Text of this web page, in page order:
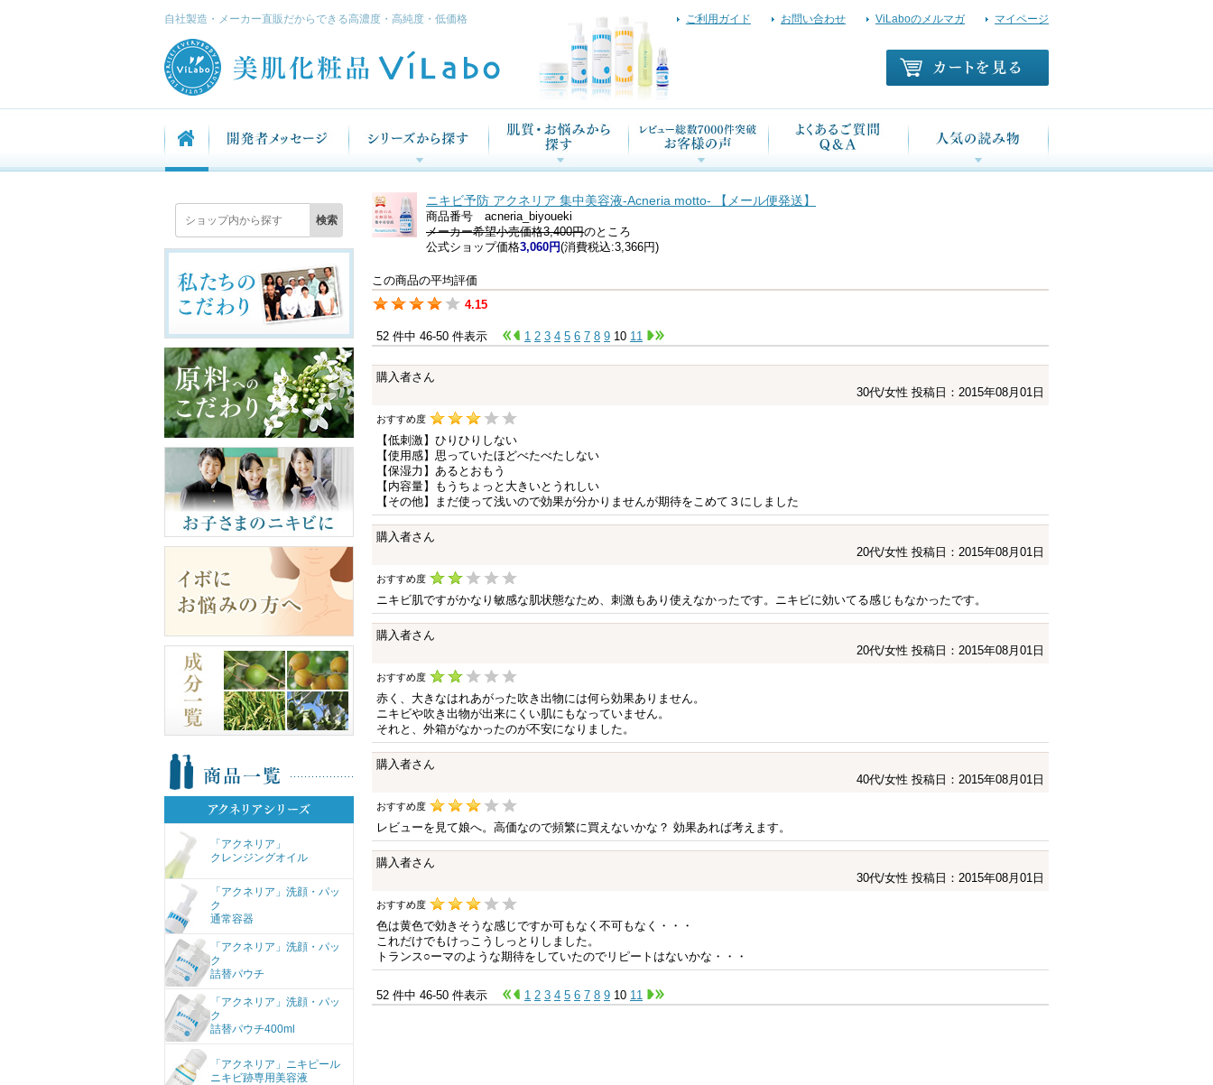
自社製造・メーカー直販だからできる高濃度・高純度・低価格 ご利用ガイド お問い合わせ ViLaboのメルマガ マイページ
「アクネリア」
クレンジングオイル
「アクネリア」洗顔・パッ
ク
通常容器
「アクネリア」洗顔・パッ
ク
詰替パウチ
「アクネリア」洗顔・パッ
ク
詰替パウチ400ml
「アクネリア」ニキピール
ニキビ跡専用美容液
ニキビ予防 アクネリア 集中美容液-Acneria motto- 【メール便発送】
商品番号 acneria_biyoueki
メーカー希望小売価格3,400円のところ
公式ショップ価格3,060円(消費税込:3,366円)
この商品の平均評価
4.15
52 件中 46-50 件表示 1 2 3 4 5 6 7 8 9 10 11
購入者さん
30代/女性 投稿日：2015年08月01日
おすすめ度
【低刺激】ひりひりしない
【使用感】思っていたほどべたべたしない
【保湿力】あるとおもう
【内容量】もうちょっと大きいとうれしい
【その他】まだ使って浅いので効果が分かりませんが期待をこめて３にしました
購入者さん
20代/女性 投稿日：2015年08月01日
おすすめ度
ニキビ肌ですがかなり敏感な肌状態なため、刺激もあり使えなかったです。ニキビに効いてる感じもなかったです。
購入者さん
20代/女性 投稿日：2015年08月01日
おすすめ度
赤く、大きなはれあがった吹き出物には何ら効果ありません。
ニキビや吹き出物が出来にくい肌にもなっていません。
それと、外箱がなかったのが不安になりました。
購入者さん
40代/女性 投稿日：2015年08月01日
おすすめ度
レビューを見て娘へ。高価なので頻繁に買えないかな？ 効果あれば考えます。
購入者さん
30代/女性 投稿日：2015年08月01日
おすすめ度
色は黄色で効きそうな感じですか可もなく不可もなく・・・
これだけでもけっこうしっとりしました。
トランス○ーマのような期待をしていたのでリピートはないかな・・・
52 件中 46-50 件表示 1 2 3 4 5 6 7 8 9 10 11